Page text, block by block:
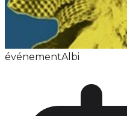
événementAlbi